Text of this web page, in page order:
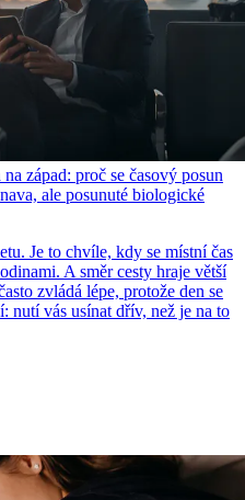
západ: proč se časový posun
ale posunuté biologické
Je to chvíle, kdy se místní čas
A směr cesty hraje větší
zvládá lépe, protože den se
nutí vás usínat dřív, než je na to